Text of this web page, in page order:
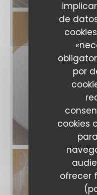
de
por
cookies
ofrecer